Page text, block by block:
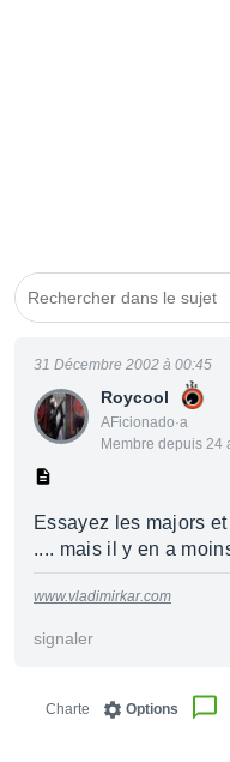
Roycool
AFicionado·a
Membre depuis 24
31 Décembre 2002 à 00:45
Essayez les majors
.... mais il y en a
www.vladimirkar.com
signaler
Options
Charte